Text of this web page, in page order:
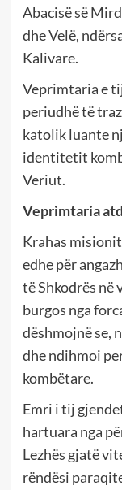
Abacisë së
dhe Velë,
Kalivare.
Veprimtaria e
periudhë të
katolik luante
identitetit
Veriut.
Veprimtaria
Krahas
edhe për
të Shkodrës në
burgos nga
dëshmojnë se,
dhe ndihmoi
kombëtare.
Emri i tij
hartuara nga
Lezhës gjatë
rëndësi